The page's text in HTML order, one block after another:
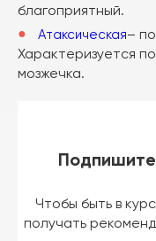
благоприятный.
Атаксическая–
Характеризуется
мозжечка.
Чтобы быть в
получать